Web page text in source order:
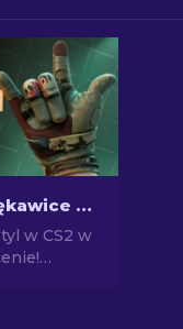
Najtańsze rękawice w CS2: Pełna lista [2026]
w CS2 w